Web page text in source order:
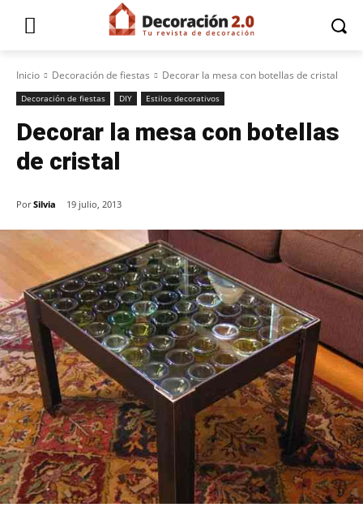
Inicio Decoración de fiestas Decorar la mesa con botellas de cristal
Decoración de fiestas DIY Estilos decorativos
Decorar la mesa con botellas
de cristal
Por Silvia 19 julio, 2013